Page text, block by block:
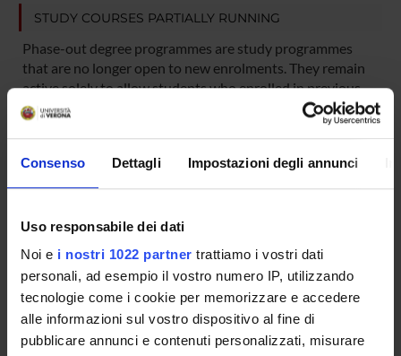
Consenso Dettagli Impostazioni degli annunci
Uso responsabile dei dati
Noi e i nostri 1022 partner trattiamo i vostri dati
personali, ad esempio il vostro numero IP, utilizzando
tecnologie come i cookie per memorizzare e accedere
alle informazioni sul vostro dispositivo al fine di
pubblicare annunci e contenuti personalizzati, misurare
STUDY COURSES PARTIALLY RUNNING
Phase-out degree programmes are study programmes
that are no longer open to new enrolments. They remain
active solely to allow students who enrolled in previous
academic years to complete their course of study. These
programmes will be subsequently discontinued.
COURSE PARTIALLY RUNNING
Degree class: DOTTORATI
Location: Verona
COURSE PARTIALLY RUNNING